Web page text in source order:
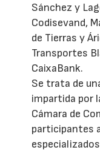
Sánchez y
Codisevand,
de Tierras y
Transportes
CaixaBank.
Se trata de
impartida por
Cámara de
participantes